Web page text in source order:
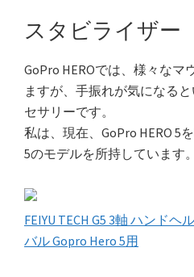
スタビライザー
GoPro HEROでは、様々なマ
ますが、手振れが気になる
セサリーです。
私は、現在、GoPro HERO 5
5のモデルを所持しています。
FEIYU TECH G5 3軸 ハンド
バル Gopro Hero 5用